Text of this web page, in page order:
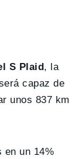
S Plaid , la
capaz de
unos 837 km
en un 14%